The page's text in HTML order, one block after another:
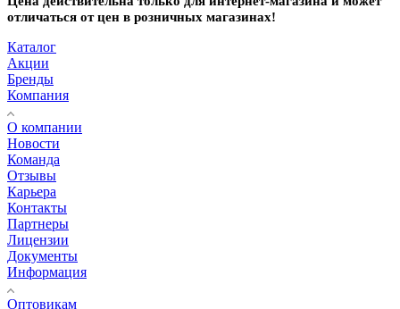
отличаться от цен в розничных магазинах!
Каталог
Акции
Бренды
Компания
О компании
Новости
Команда
Отзывы
Карьера
Контакты
Партнеры
Лицензии
Документы
Информация
Оптовикам